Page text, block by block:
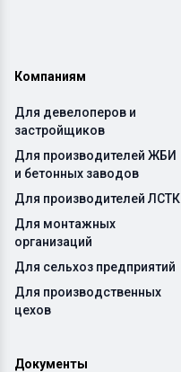
Компаниям
Для девелоперов и
застройщиков
Для производителей ЖБИ
и бетонных заводов
Для производителей ЛСТК
Для монтажных
организаций
Для сельхоз предприятий
Для производственных
цехов
Документы